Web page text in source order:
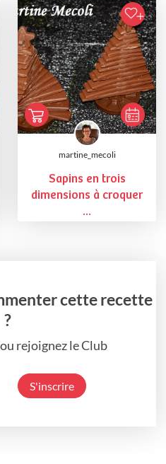
martine_mecoli
Sapins en trois
dimensions à croquer
...
cette recette
?
rejoignez le Club
S'inscrire